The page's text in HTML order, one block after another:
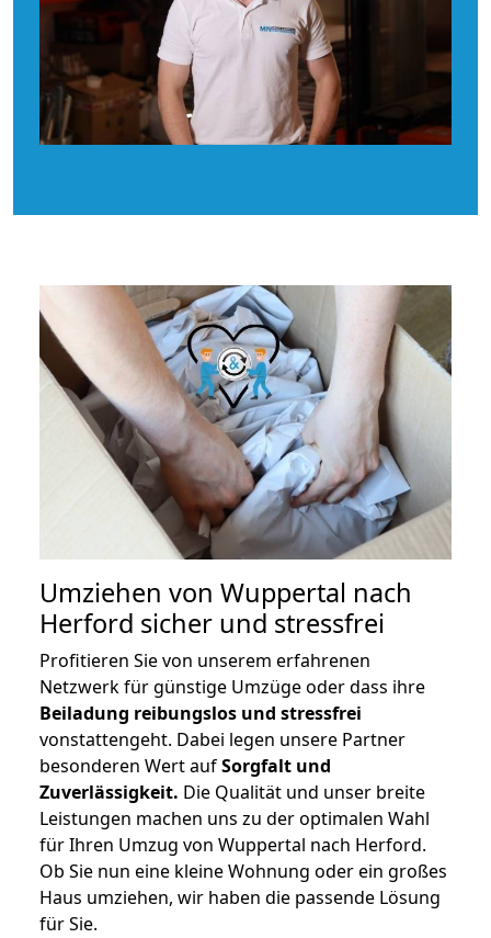
Umziehen von Wuppertal nach
Herford sicher und stressfrei
Profitieren Sie von unserem erfahrenen
Netzwerk für günstige Umzüge oder dass ihre
Beiladung reibungslos und stressfrei
vonstattengeht. Dabei legen unsere Partner
besonderen Wert aufSorgfalt und
Zuverlässigkeit. Die Qualität und unser breite
Leistungen machen uns zu der optimalen Wahl
für Ihren Umzug von Wuppertal nach Herford.
Ob Sie nun eine kleine Wohnung oder ein großes
Haus umziehen, wir haben die passende Lösung
für Sie.